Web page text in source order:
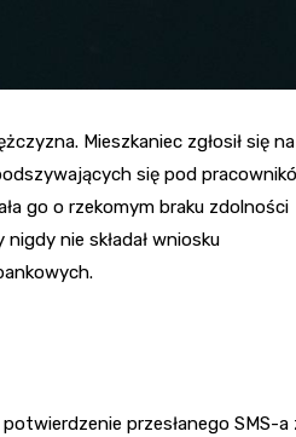
Mieszkaniec zgłosił się na
się pod
go o rzekomym braku zdolności
nie składał wniosku
przesłanego SMS-a